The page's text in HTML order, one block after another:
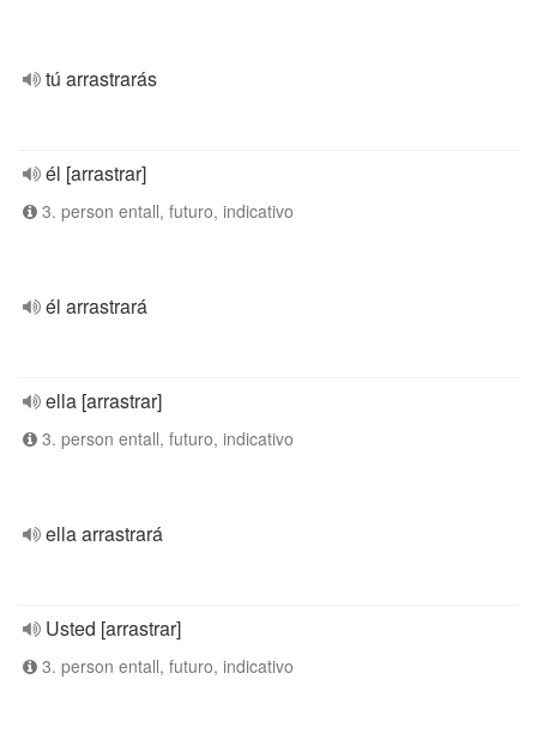
tú arrastrarás
él [arrastrar]
3. person entall, futuro, indicativo
él arrastrará
ella [arrastrar]
3. person entall, futuro, indicativo
ella arrastrará
Usted [arrastrar]
3. person entall, futuro, indicativo